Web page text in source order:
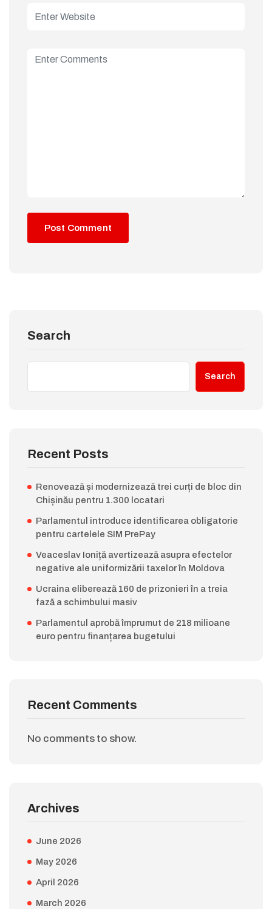
Search
Search
Recent Posts
Renovează și modernizează trei curți de bloc din
Chișinău pentru 1.300 locatari
Parlamentul introduce identificarea obligatorie
pentru cartelele SIM PrePay
Veaceslav Ioniță avertizează asupra efectelor
negative ale uniformizării taxelor în Moldova
Ucraina eliberează 160 de prizonieri în a treia
fază a schimbului masiv
Parlamentul aprobă împrumut de 218 milioane
euro pentru finanțarea bugetului
Recent Comments
No comments to show.
Archives
June 2026
May 2026
April 2026
March 2026